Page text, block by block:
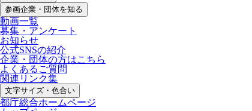
参画企業・ 団体を知る
動画一覧
募集・ アンケート
お知らせ
公式SNSの紹介
企業・団体の方はこちら
よくあるご質問
関連リンク集
文字サイズ・色合い
都庁総合ホームページ